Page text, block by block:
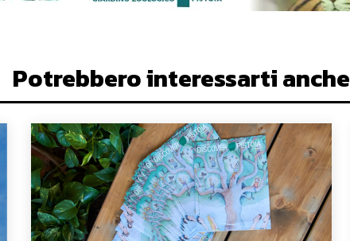
Potrebbero interessarti anche